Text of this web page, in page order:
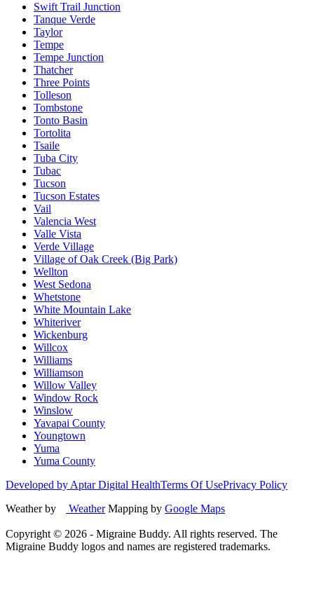
Swift Trail Junction
Tanque Verde
Taylor
Tempe
Tempe Junction
Thatcher
Three Points
Tolleson
Tombstone
Tonto Basin
Tortolita
Tsaile
Tuba City
Tubac
Tucson
Tucson Estates
Vail
Valencia West
Valle Vista
Verde Village
Village of Oak Creek (Big Park)
Wellton
West Sedona
Whetstone
White Mountain Lake
Whiteriver
Wickenburg
Willcox
Williams
Williamson
Willow Valley
Window Rock
Winslow
Yavapai County
Youngtown
Yuma
Yuma County
Developed by Aptar Digital HealthTerms Of UsePrivacy Policy
Weather by
WeatherMapping by Google Maps
Copyright © 2026 - Migraine Buddy. All rights reserved. The
Migraine Buddy logos and names are registered trademarks.